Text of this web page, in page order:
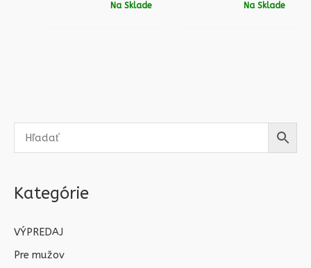
Kategórie
VÝPREDAJ
Pre mužov
Na Sklade Na Sklade